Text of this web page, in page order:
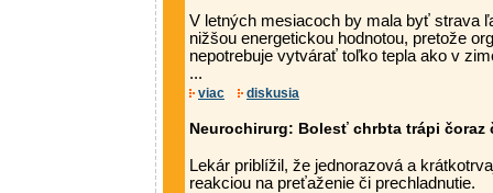
V letných mesiacoch by mala byť strava
nižšou energetickou hodnotou, pretože
nepotrebuje vytvárať toľko tepla ako v
...
viac diskusia
Neurochirurg: Bolesť chrbta trápi
Lekár priblížil, že jednorazová a
reakciou na preťaženie či prechladnutie.